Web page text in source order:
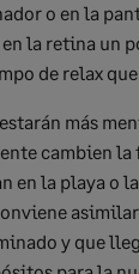
o en la
la retina un
de relax que
más
cambien
en la playa o
y que